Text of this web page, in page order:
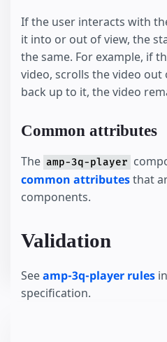
If the user interacts with
it into or out of view, the
the same. For example, if
video, scrolls the video
back up to it, the video
Common attributes
The amp-3q-player
common attributesthat
components.
Validation
Seeamp-3q-player rules
specification.